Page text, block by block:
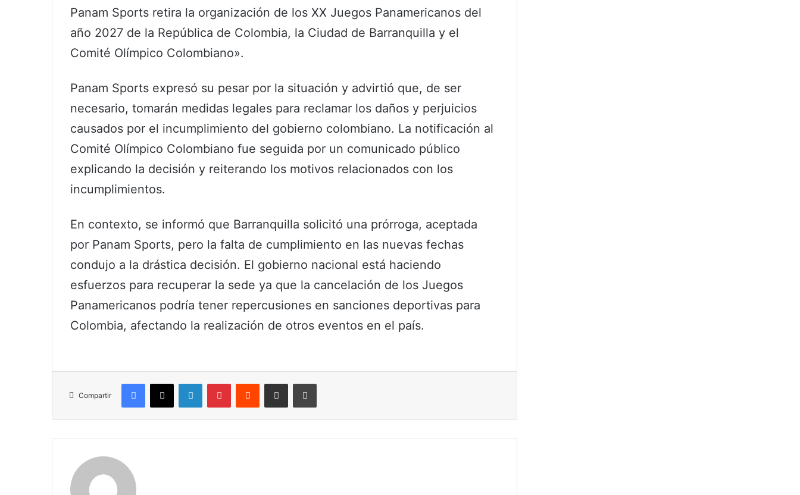
Panam Sports retira la organización de los XX Juegos Panamericanos del
año 2027 de la República de Colombia, la Ciudad de Barranquilla y el
Comité Olímpico Colombiano».
Panam Sports expresó su pesar por la situación y advirtió que, de ser
necesario, tomarán medidas legales para reclamar los daños y perjuicios
causados por el incumplimiento del gobierno colombiano. La notificación al
Comité Olímpico Colombiano fue seguida por un comunicado público
explicando la decisión y reiterando los motivos relacionados con los
incumplimientos.
En contexto, se informó que Barranquilla solicitó una prórroga, aceptada
por Panam Sports, pero la falta de cumplimiento en las nuevas fechas
condujo a la drástica decisión. El gobierno nacional está haciendo
esfuerzos para recuperar la sede ya que la cancelación de los Juegos
Panamericanos podría tener repercusiones en sanciones deportivas para
Colombia, afectando la realización de otros eventos en el país.
Compartir
Facebook
X LinkedInPinterestReddit Compartir por correo electrónicoImprimir